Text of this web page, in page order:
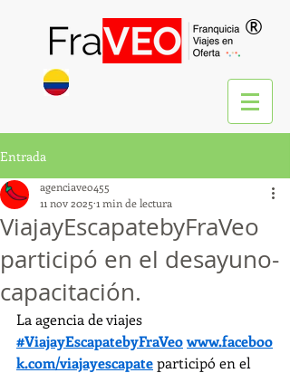
®
Entrada
ViajayEscapatebyFraVeo
participó en el desayuno-
capacitación.
agenciaveo455
11 nov 2025 1 min de lectura
La agencia de viajes
#ViajayEscapatebyFraVeowww.faceboo
k.com/viajayescapate participó en el